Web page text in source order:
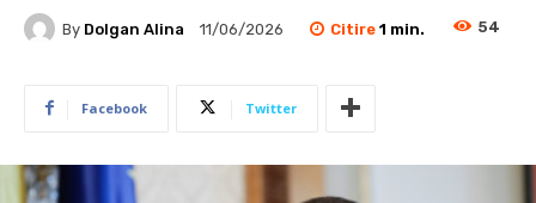
By Dolgan Alina 11/06/2026 Citire 1 min. 54
Facebook Twitter